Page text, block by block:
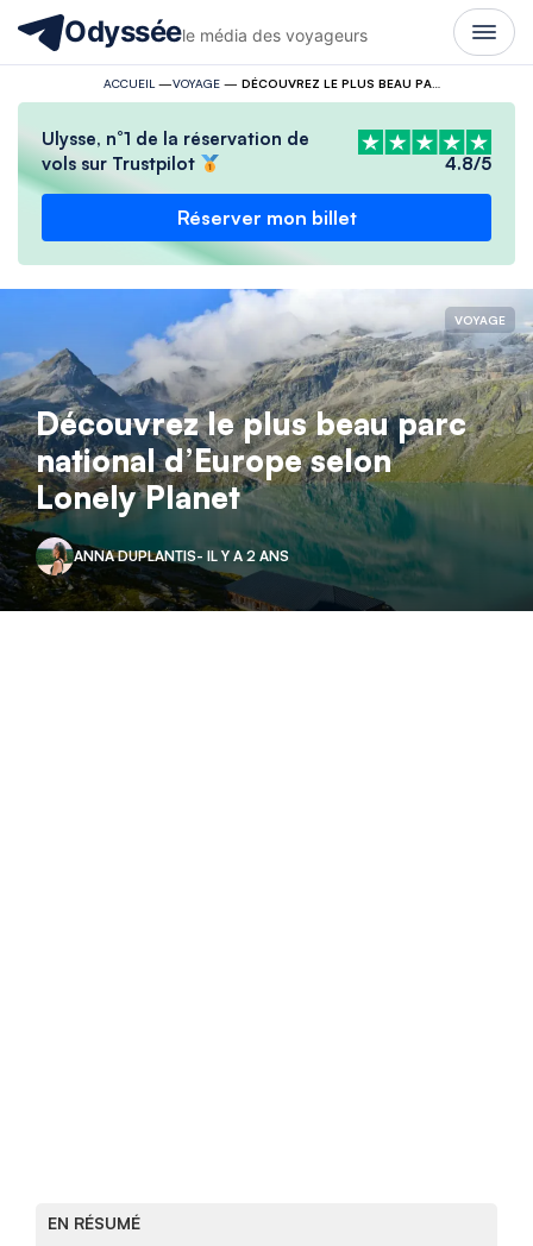
Odysséele média des voyageurs
ACCUEIL —VOYAGE— DÉCOUVREZ LE PLUS BEAU PARC NATIONAL D’EUROPE SELON LONELY PLANET
Ulysse, n°1 de la réservation de
vols sur Trustpilot
4.8/5
Réserver mon billet
VOYAGE
Découvrez le plus beau parc
national d’Europe selon
Lonely Planet
ANNA DUPLANTIS- IL Y A 2 ANS
EN RÉSUMÉ